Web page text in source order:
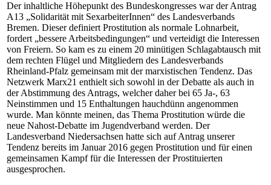
Der inhaltliche Höhepunkt des Bundeskongresses war der Antrag
A13 „Solidarität mit SexarbeiterInnen“ des Landesverbands
Bremen. Dieser definiert Prostitution als normale Lohnarbeit,
fordert „bessere Arbeitsbedingungen“ und verteidigt die Interessen
von Freiern. So kam es zu einem 20 minütigen Schlagabtausch mit
dem rechten Flügel und Mitgliedern des Landesverbands
Rheinland-Pfalz gemeinsam mit der marxistischen Tendenz. Das
Netzwerk Marx21 enthielt sich sowohl in der Debatte als auch in
der Abstimmung des Antrags, welcher daher bei 65 Ja-, 63
Neinstimmen und 15 Enthaltungen hauchdünn angenommen
wurde. Man könnte meinen, das Thema Prostitution würde die
neue Nahost-Debatte im Jugendverband werden. Der
Landesverband Niedersachsen hatte sich auf Antrag unserer
Tendenz bereits im Januar 2016 gegen Prostitution und für einen
gemeinsamen Kampf für die Interessen der Prostituierten
ausgesprochen.